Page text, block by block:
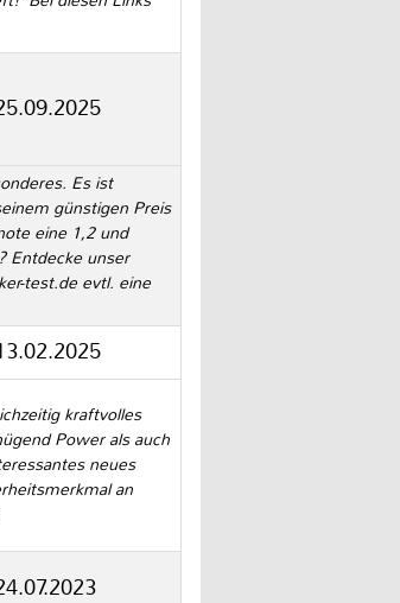
Es ist
günstigen Preis
eine 1,2 und
Entdecke unser
test.de evtl. eine
kraftvolles
Power als auch
neues
an